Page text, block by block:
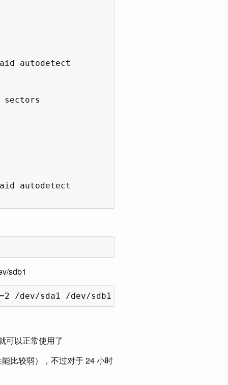
autodetect
sectors
autodetect
sdb1
可以正常使用了
比较弱），不过对于 24 小时